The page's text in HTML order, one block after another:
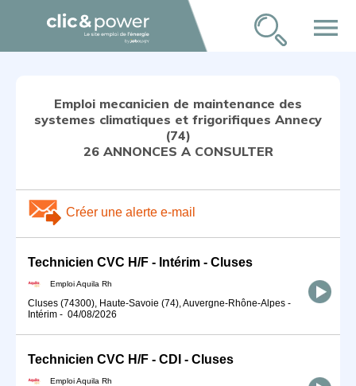
menu
Emploi mecanicien de maintenance des
systemes climatiques et frigorifiques Annecy
(74)
26 ANNONCES A CONSULTER
Créer une alerte e-mail
Technicien CVC H/F - Intérim - Cluses
Emploi Aquila Rh
Cluses (74300), Haute-Savoie (74), Auvergne-Rhône-Alpes -
Intérim - 04/08/2026
Technicien CVC H/F - CDI - Cluses
Emploi Aquila Rh